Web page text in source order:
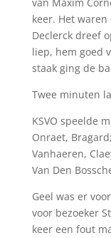
keer. Het
Declerck dreef
liep, hem goed
staak ging de
Twee minuten
KSVO speelde
Onraet,
Vanhaeren,
Van Den
Geel was er
voor bezoeker
keer een fout